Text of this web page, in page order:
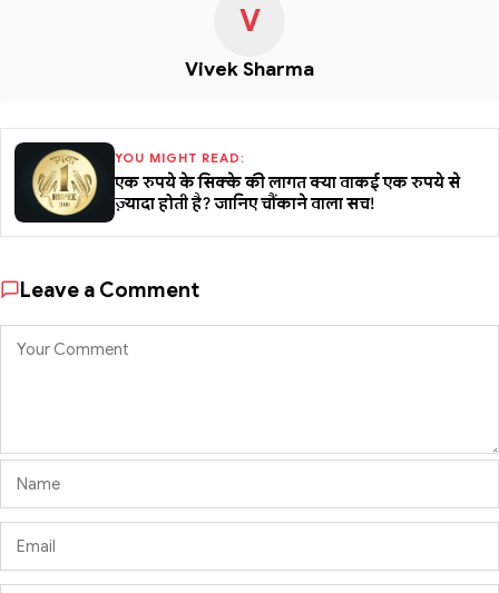
V
Vivek Sharma
YOU MIGHT READ:
एक रुपये के सिक्के की लागत क्या वाकई एक रुपये से
ज़्यादा होती है? जानिए चौंकाने वाला सच!
Leave a Comment